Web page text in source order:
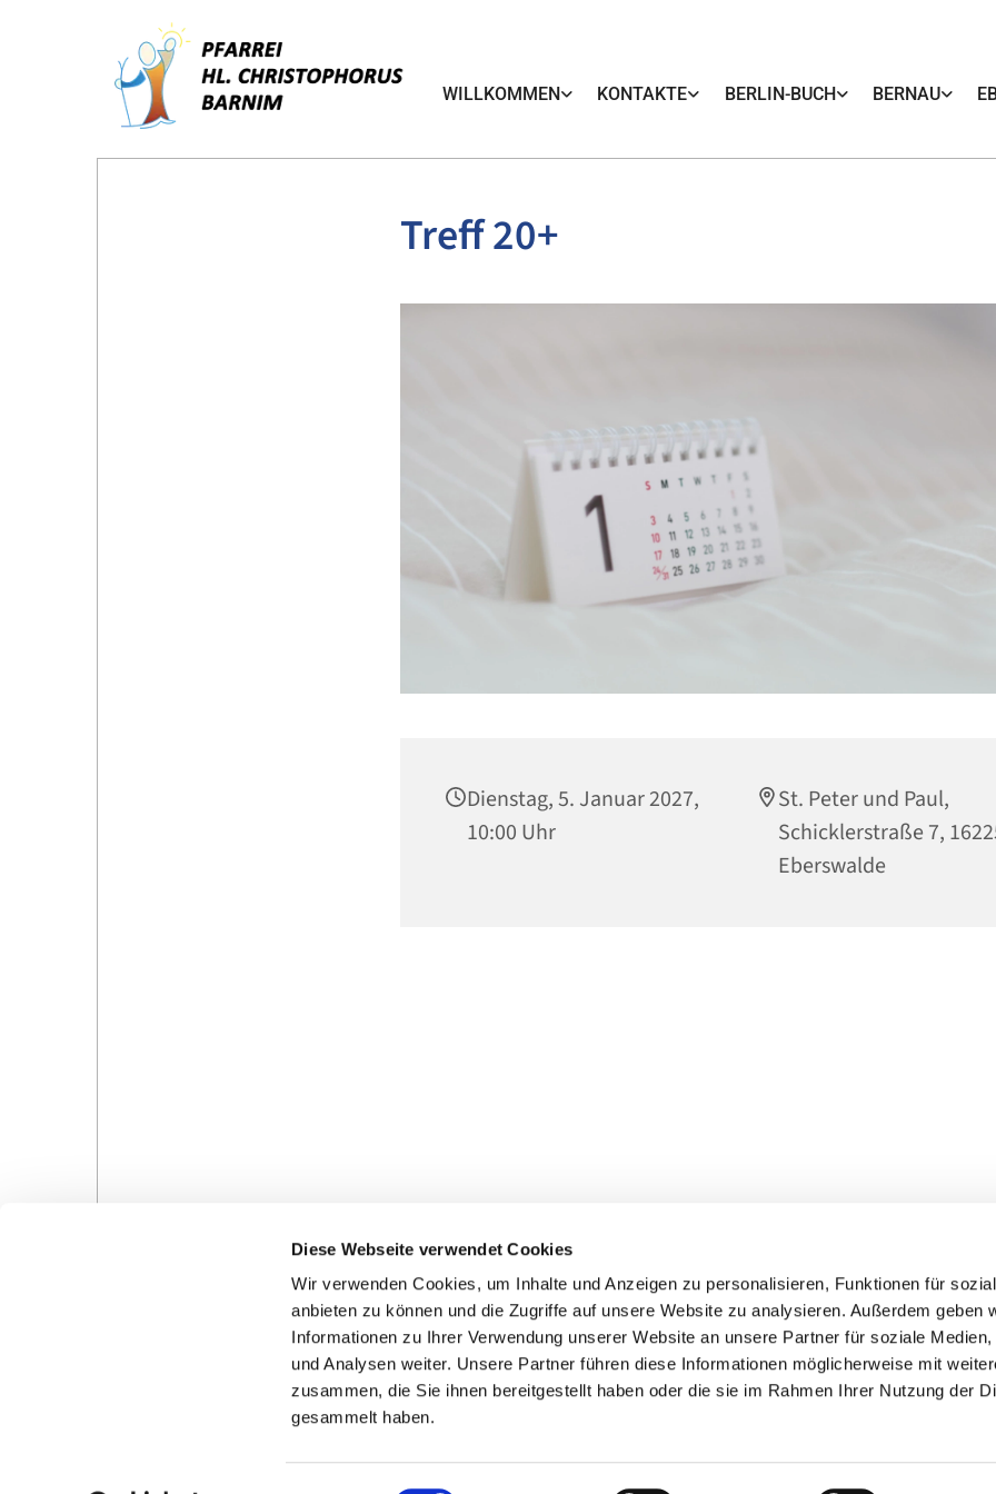
Diese Webseite verwendet Cookies
Wir verwenden Cookies, um Inhalte und Anzeigen zu personalisieren, Funktionen für
anbieten zu können und die Zugriffe auf unsere Website zu analysieren. Außerdem geben
Informationen zu Ihrer Verwendung unserer Website an unsere Partner für soziale Medien,
und Analysen weiter. Unsere Partner führen diese Informationen möglicherweise mit
zusammen, die Sie ihnen bereitgestellt haben oder die sie im Rahmen Ihrer Nutzung der
gesammelt haben.
WILLKOMMEN KONTAKTE BERLIN-BUCH BERNAU
Treff 20+
Dienstag, 5. Januar 2027,
10:00 Uhr
St. Peter und Paul,
Schicklerstraße 7,
Eberswalde
Gottesdienste in der Pfarrei
Veranstaltungen in der
Pfarrei
Kontakte
Ansprechpersonen zum Schutz vor
Datenschutzerklärung ChurchDesk-Login